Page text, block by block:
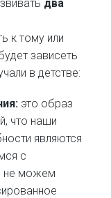
два
к тому или
зависеть
в детстве:
это образ
что наши
являются
с
не можем